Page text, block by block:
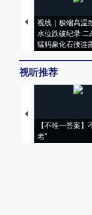
视线｜极端高温
水位跌破纪录 二
猛犸象化石接连
视听推荐
【不唯一答案】
老”